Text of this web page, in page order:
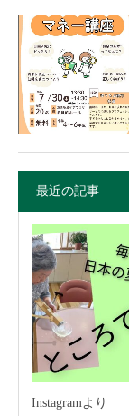
最近の記事
Instagramより